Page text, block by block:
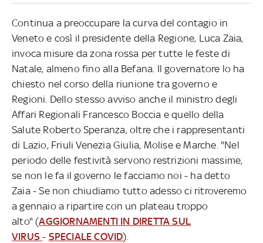
Continua a preoccupare la curva del contagio in
Veneto e così il presidente della Regione, Luca Zaia,
invoca misure da zona rossa per tutte le feste di
Natale, almeno fino alla Befana. Il governatore lo ha
chiesto nel corso della riunione tra governo e
Regioni. Dello stesso avviso anche il ministro degli
Affari Regionali Francesco Boccia e quello della
Salute Roberto Speranza, oltre che i rappresentanti
di Lazio, Friuli Venezia Giulia, Molise e Marche. "Nel
periodo delle festività servono restrizioni massime,
se non le fa il governo le facciamo noi - ha detto
Zaia - Se non chiudiamo tutto adesso ci ritroveremo
a gennaio a ripartire con un plateau troppo
alto" (AGGIORNAMENTI IN DIRETTA SUL
VIRUS- SPECIALE COVID).